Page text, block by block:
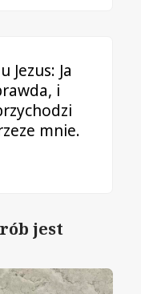
Jezus: Ja
i
mnie.
jest